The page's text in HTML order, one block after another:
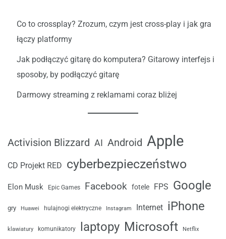
Co to crossplay? Zrozum, czym jest cross-play i jak gra
łączy platformy
Jak podłączyć gitarę do komputera? Gitarowy interfejs i
sposoby, by podłączyć gitarę
Darmowy streaming z reklamami coraz bliżej
Activision Blizzard AI Android Apple
CD Projekt RED cyberbezpieczeństwo
Elon Musk Epic Games Facebook fotele FPS Google
gry Huawei hulajnogi elektryczne Instagram Internet iPhone
klawiatury komunikatory laptopy Microsoft Netflix